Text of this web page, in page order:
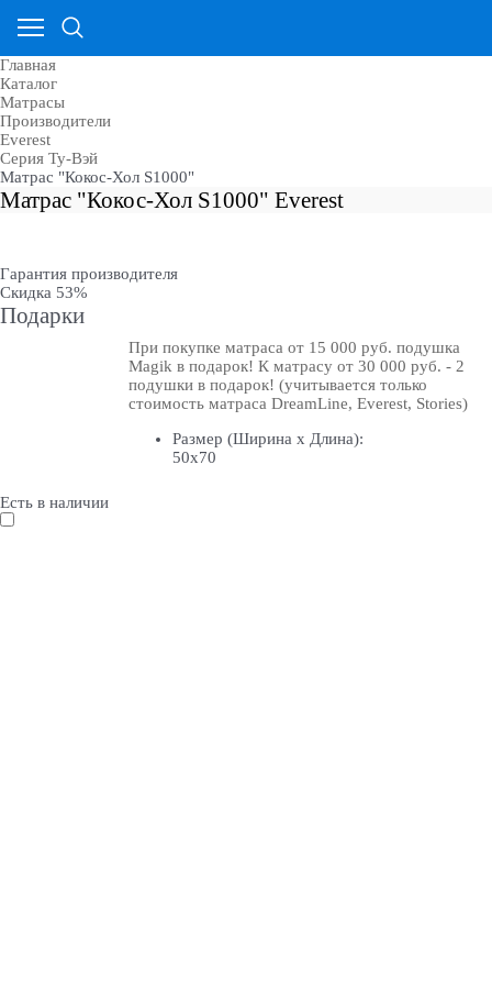
Главная
Каталог
Матрасы
Производители
Everest
Серия Ту-Вэй
Матрас "Кокос-Хол S1000"
Матрас "Кокос-Хол S1000" Everest
Гарантия производителя
Скидка 53%
Подарки
При покупке матраса от 15 000 руб. подушка
Magik в подарок! К матрасу от 30 000 руб. - 2
подушки в подарок! (учитывается только
стоимость матраса DreamLine, Everest, Stories)
Размер (Ширина х Длина):
50х70
Есть в наличии